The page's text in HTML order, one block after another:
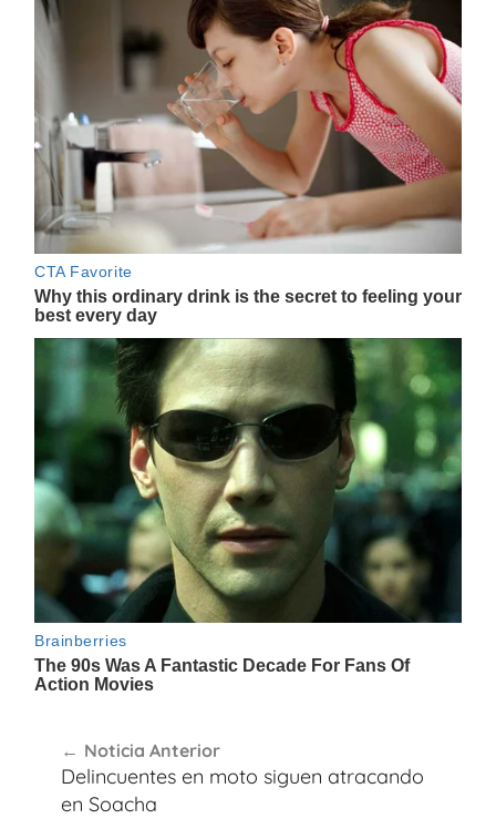
de
entradas
Noticia Anterior
Delincuentes en moto siguen atracando
en Soacha